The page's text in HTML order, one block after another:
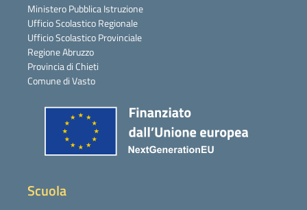
Ministero Pubblica Istruzione
Ufficio Scolastico Regionale
Ufficio Scolastico Provinciale
Regione Abruzzo
Provincia di Chieti
Comune di Vasto
Scuola